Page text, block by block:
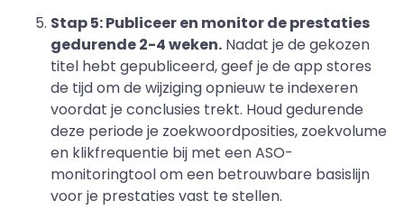
Stap 5: Publiceer en monitor de prestaties
gedurende 2-4 weken. Nadat je de gekozen
titel hebt gepubliceerd, geef je de app stores
de tijd om de wijziging opnieuw te indexeren
voordat je conclusies trekt. Houd gedurende
deze periode je zoekwoordposities, zoekvolume
en klikfrequentie bij met een ASO-
monitoringtool om een betrouwbare basislijn
voor je prestaties vast te stellen.